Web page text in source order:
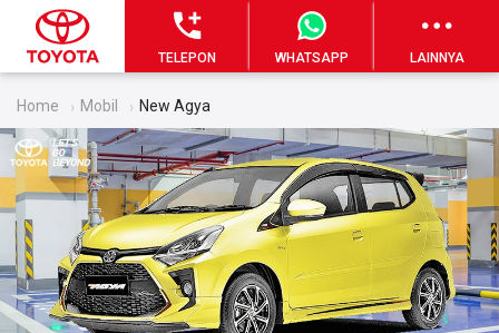
TELEPON WHATSAPP LAINNYA
Home Mobil New Agya